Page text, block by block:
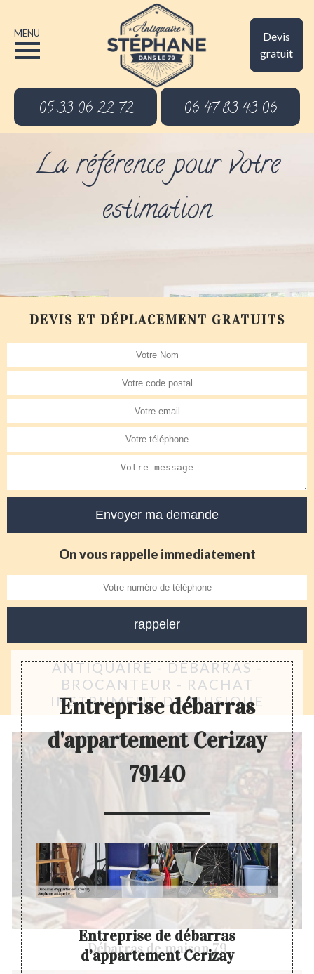
Devis
gratuit
MENU
05 33 06 22 72 06 47 83 43 06
La référence pour votre
estimation
DEVIS ET DÉPLACEMENT GRATUITS
On vous rappelle immediatement
ANTIQUAIRE - DÉBARRAS -
BROCANTEUR - RACHAT
INSTRUMENT DE MUSIQUE
Débarras de maison 79
Entreprise débarras
d'appartement Cerizay
79140
très
Entreprise de débarras
d’appartement Cerizay